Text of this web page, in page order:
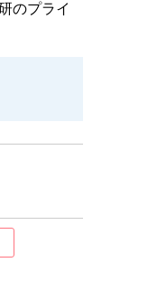
のプライ